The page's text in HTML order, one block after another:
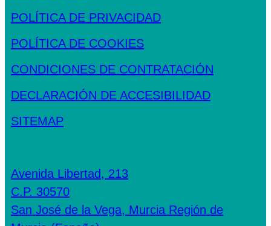
POLÍTICA DE PRIVACIDAD
POLÍTICA DE COOKIES
CONDICIONES DE CONTRATACIÓN
DECLARACIÓN DE ACCESIBILIDAD
SITEMAP
Avenida Libertad, 213
C.P. 30570
San José de la Vega, Murcia Región de